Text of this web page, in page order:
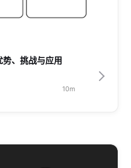
、挑战与应用
10m